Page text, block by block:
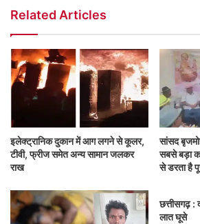
Related Articles
इलेक्ट्रानिक दुकान में आग लगने से कूलर,
टीवी, फ्रीज समेत अन्य सामान जलकर
राख
सांसद
सबसे बड़ा
से डरता है
छत्तीसगढ़ :
लात घूसे